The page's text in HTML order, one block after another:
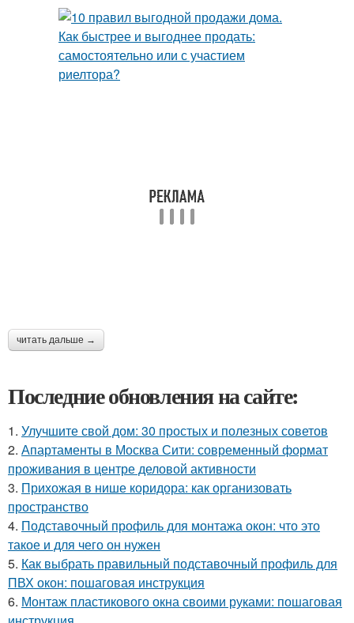
читать дальше →
Последние обновления на сайте:
1. Улучшите свой дом: 30 простых и полезных советов
2. Апартаменты в Москва Сити: современный формат
проживания в центре деловой активности
3. Прихожая в нише коридора: как организовать
пространство
4. Подставочный профиль для монтажа окон: что это
такое и для чего он нужен
5. Как выбрать правильный подставочный профиль для
ПВХ окон: пошаговая инструкция
6. Монтаж пластикового окна своими руками: пошаговая